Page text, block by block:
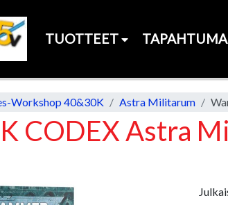
TUOTTEET
Workshop 40&30K Astra Militarum
CODEX Astra